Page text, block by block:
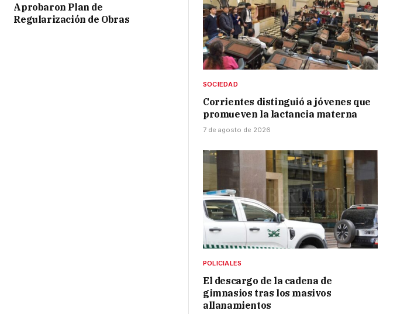
Aprobaron Plan de
Regularización de Obras
SOCIEDAD
Corrientes distinguió a jóvenes que
promueven la lactancia materna
7 de agosto de 2026
POLICIALES
El descargo de la cadena de
gimnasios tras los masivos
allanamientos